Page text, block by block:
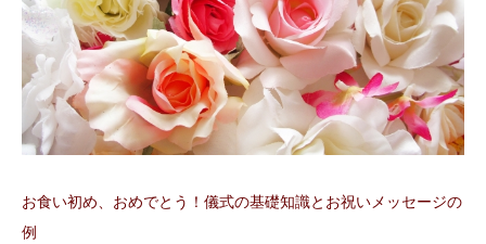
お食い初め、おめでとう！儀式の基礎知識とお祝いメッセージの
例